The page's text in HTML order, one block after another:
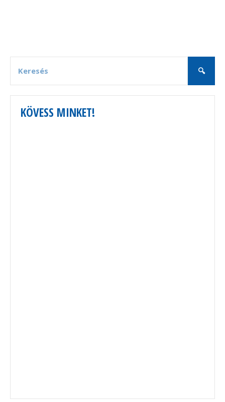
KÖVESS MINKET!